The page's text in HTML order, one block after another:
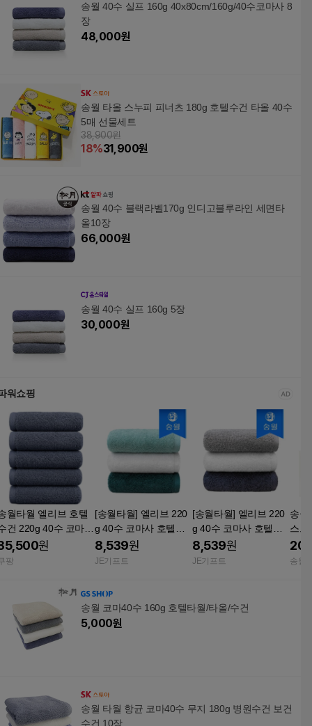
송월 40수 실프 160g 40x80cm/160g/40수코마사 8
장
48,000원
송월 타올 스누피 피너츠 180g 호텔수건 타올 40수
5매 선물세트
38,900원
18%31,900원
송월 40수 블랙라벨170g 인디고블루라인 세면타
올10장
66,000원
송월 40수 실프 160g 5장
30,000원
워쇼핑
월타월 엘리브 호텔
건 220g 40수 코마사
블루그레이 5개
원
팡
[송월타월] 엘리브 220
g 40수 코마사 호텔수
건 그린라인
8,539원
JE기프트
[송월타월] 엘리브 220
g 40수 코마사 호텔수
건 그레이라인
8,539원
JE기프트
송월
스트
g 수
품
송월
송월 코마40수 160g 호텔타월/타올/수건
5,000원
송월 타월 항균 코마40수 무지 180g 병원수건 보건
수건 10장